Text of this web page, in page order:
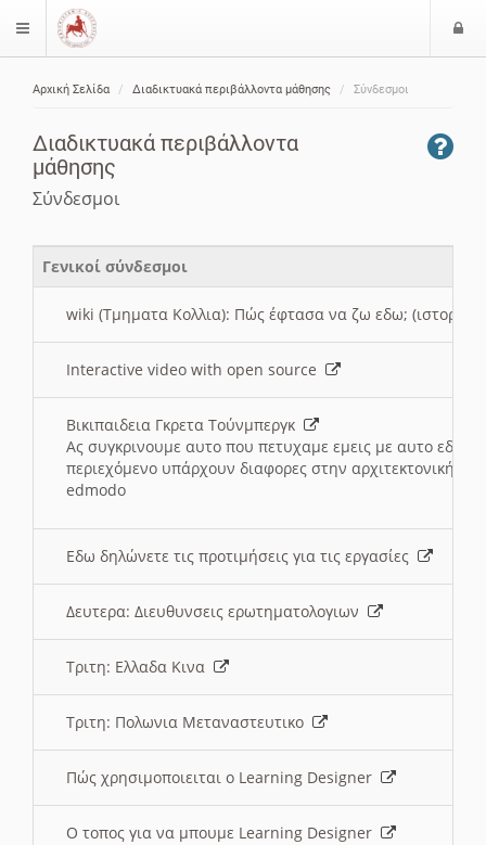
$langMenu
Αρχική Σελίδα Διαδικτυακά περιβάλλοντα μάθησης Σύνδεσμοι
Διαδικτυακά περιβάλλοντα
μάθησης
Σύνδεσμοι
Γενικοί σύνδεσμοι
wiki (Τμηματα Κολλια): Πώς έφτασα να ζω εδω; (ιστορια)
Interactive video with open source
Βικιπαιδεια Γκρετα Τούνμπεργκ
Ας συγκρινουμε αυτο που πετυχαμε εμεις με αυτο εδω
περιεχόμενο υπάρχουν διαφορες στην αρχιτεκτονική
edmodo
Εδω δηλώνετε τις προτιμήσεις για τις εργασίες
Δευτερα: Διευθυνσεις ερωτηματολογιων
Τριτη: Ελλαδα Κινα
Τριτη: Πολωνια Μεταναστευτικο
Πώς χρησιμοποιειται ο Learning Designer
O τοπος για να μπουμε Learning Designer